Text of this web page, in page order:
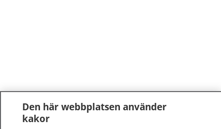
Den här webbplatsen använder
kakor